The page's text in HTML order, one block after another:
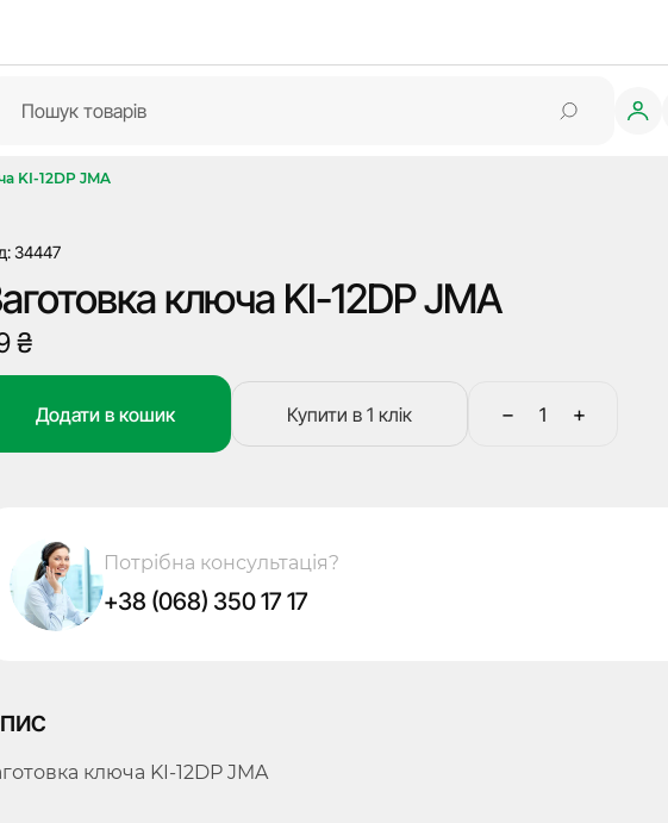
KI-12DP JMA
34447
ключа KI-12DP JMA
₴
−
Заготовка
+
Додати в кошик Купити в 1 клік
Потрібна консультація?
+38 (068) 350 17 17
ключа KI-12DP JMA